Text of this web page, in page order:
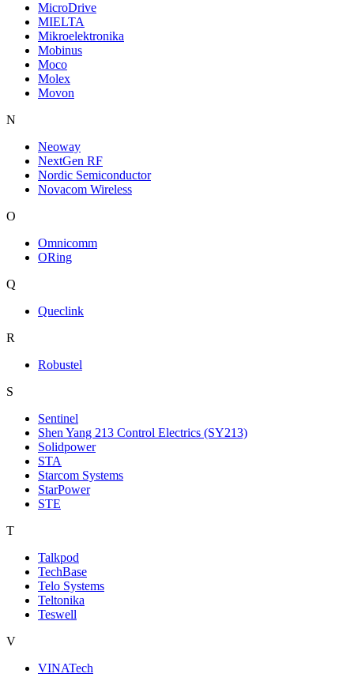
MicroDrive
MIELTA
Mikroelektronika
Mobinus
Moco
Molex
Movon
N
Neoway
NextGen RF
Nordic Semiconductor
Novacom Wireless
O
Omnicomm
ORing
Q
Queclink
R
Robustel
S
Sentinel
Shen Yang 213 Control Electrics (SY213)
Solidpower
STA
Starcom Systems
StarPower
STE
T
Talkpod
TechBase
Telo Systems
Teltonika
Teswell
V
VINATech